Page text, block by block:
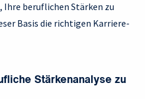
Ihre beruflichen Stärken zu
Basis die richtigen Karriere-
Stärkenanalyse zu